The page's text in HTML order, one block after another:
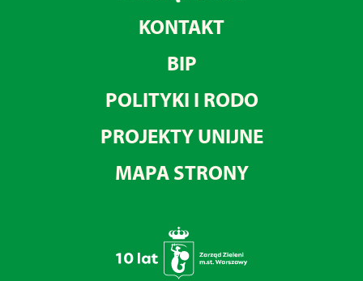
KONTAKT
BIP
POLITYKI I RODO
PROJEKTY UNIJNE
MAPA STRONY